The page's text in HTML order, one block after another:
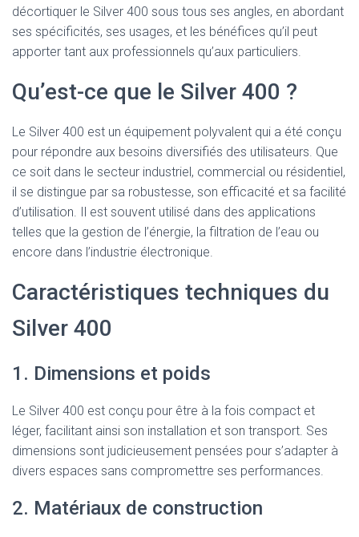
décortiquer le Silver 400 sous tous ses angles, en abordant
ses spécificités, ses usages, et les bénéfices qu’il peut
apporter tant aux professionnels qu’aux particuliers.
Qu’est-ce que le Silver 400 ?
Le Silver 400 est un équipement polyvalent qui a été conçu
pour répondre aux besoins diversifiés des utilisateurs. Que
ce soit dans le secteur industriel, commercial ou résidentiel,
il se distingue par sa robustesse, son efficacité et sa facilité
d’utilisation. Il est souvent utilisé dans des applications
telles que la gestion de l’énergie, la filtration de l’eau ou
encore dans l’industrie électronique.
Caractéristiques techniques du
Silver 400
1. Dimensions et poids
Le Silver 400 est conçu pour être à la fois compact et
léger, facilitant ainsi son installation et son transport. Ses
dimensions sont judicieusement pensées pour s’adapter à
divers espaces sans compromettre ses performances.
2. Matériaux de construction